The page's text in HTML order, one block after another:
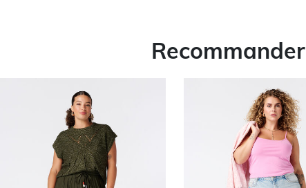
Recommander